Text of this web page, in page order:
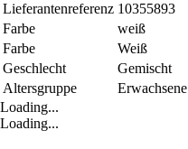
Lieferantenreferenz 10355893
Farbe
weiß
Farbe
Weiß
Geschlecht
Gemischt
Altersgruppe
Erwachsene
Loading...
Loading...